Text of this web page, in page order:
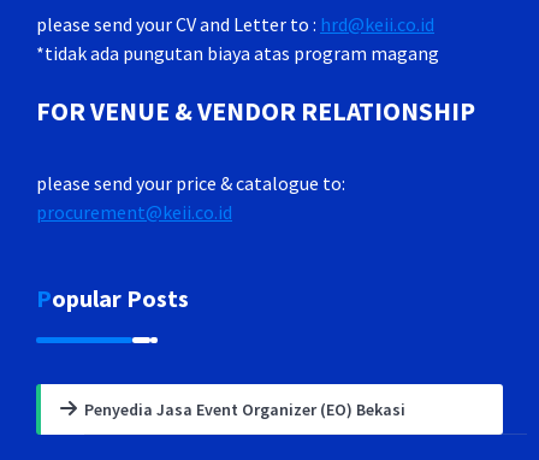
please send your CV and Letter to : hrd@keii.co.id
*tidak ada pungutan biaya atas program magang
FOR VENUE & VENDOR RELATIONSHIP
please send your price & catalogue to:
procurement@keii.co.id
Popular Posts
Penyedia Jasa Event Organizer (EO) Bekasi